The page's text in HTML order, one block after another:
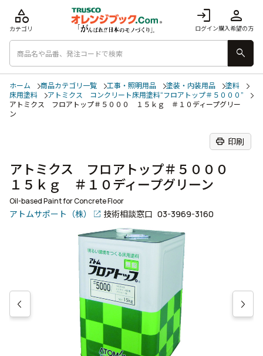
login
ログイン
person
購入希望の方
category
カテゴリ
search
ホーム 商品カテゴリ一覧 工事・照明用品 塗装・内装用品
塗料
床用塗料
アトミクス コンクリート床用塗料“フロアトップ＃５０００”
アトミクス フロアトップ＃５０００ １５ｋｇ ＃１０ディープグリー
ン
print 印刷
アトミクス フロアトップ＃５０００
１５ｋｇ ＃１０ディープグリーン
Oil-based Paint for Concrete Floor
アトムサポート（株） 技術相談窓口 03-3969-3160